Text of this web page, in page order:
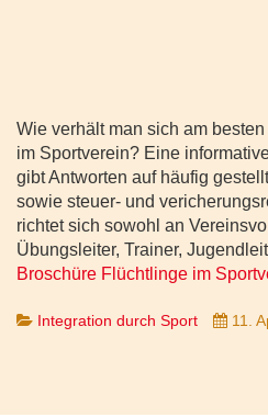
Wie verhält man sich am
im Sportverein? Eine
gibt Antworten auf häufig
sowie steuer- und
richtet sich sowohl an
Übungsleiter, Trainer,
Broschüre Flüchtlinge im
Integration durch Sport 11.